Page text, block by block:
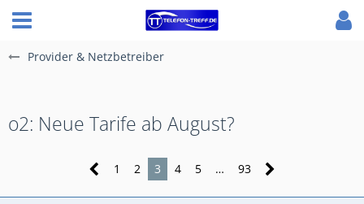
Provider & Netzbetreiber
o2: Neue Tarife ab August?
1 2 3 4 5 … 93